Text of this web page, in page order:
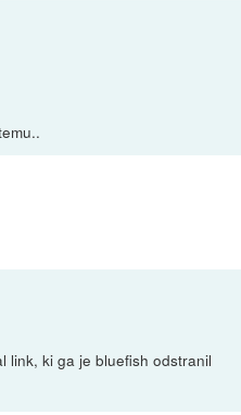
link, ki ga je bluefish odstranil